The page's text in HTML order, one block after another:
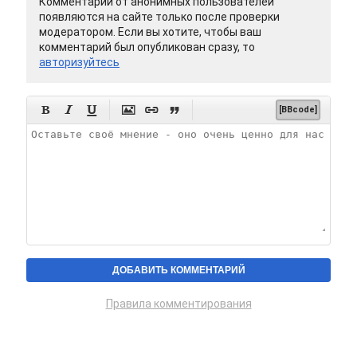
появляются на сайте только после проверки
модератором. Если вы хотите, чтобы ваш
комментарий был опубликован сразу, то
авторизуйтесь
      [BBcode]
Правила комментирования